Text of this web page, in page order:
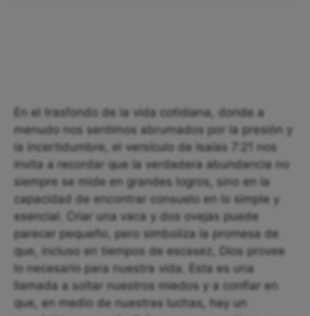
En el trasfondo de la vida cotidiana, donde a
menudo nos sentimos abrumados por la presión y
la incertidumbre, el versículo de Isaías 7:21 nos
invita a recordar que la verdadera abundancia no
siempre se mide en grandes logros, sino en la
capacidad de encontrar consuelo en lo simple y
esencial. Criar una vaca y dos ovejas puede
parecer pequeño, pero simboliza la promesa de
que, incluso en tiempos de escasez, Dios provee
lo necesario para nuestra vida. Esta es una
llamada a soltar nuestros miedos y a confiar en
que, en medio de nuestras luchas, hay un